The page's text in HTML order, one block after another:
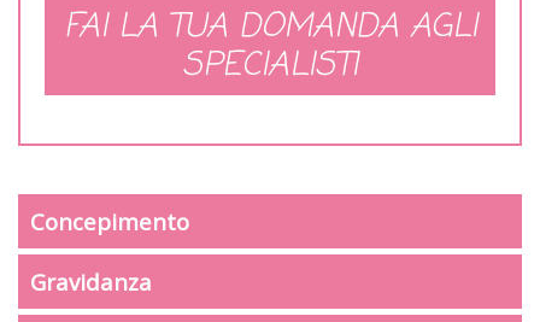
FAI LA TUA DOMANDA AGLI
SPECIALISTI
Concepimento
Gravidanza